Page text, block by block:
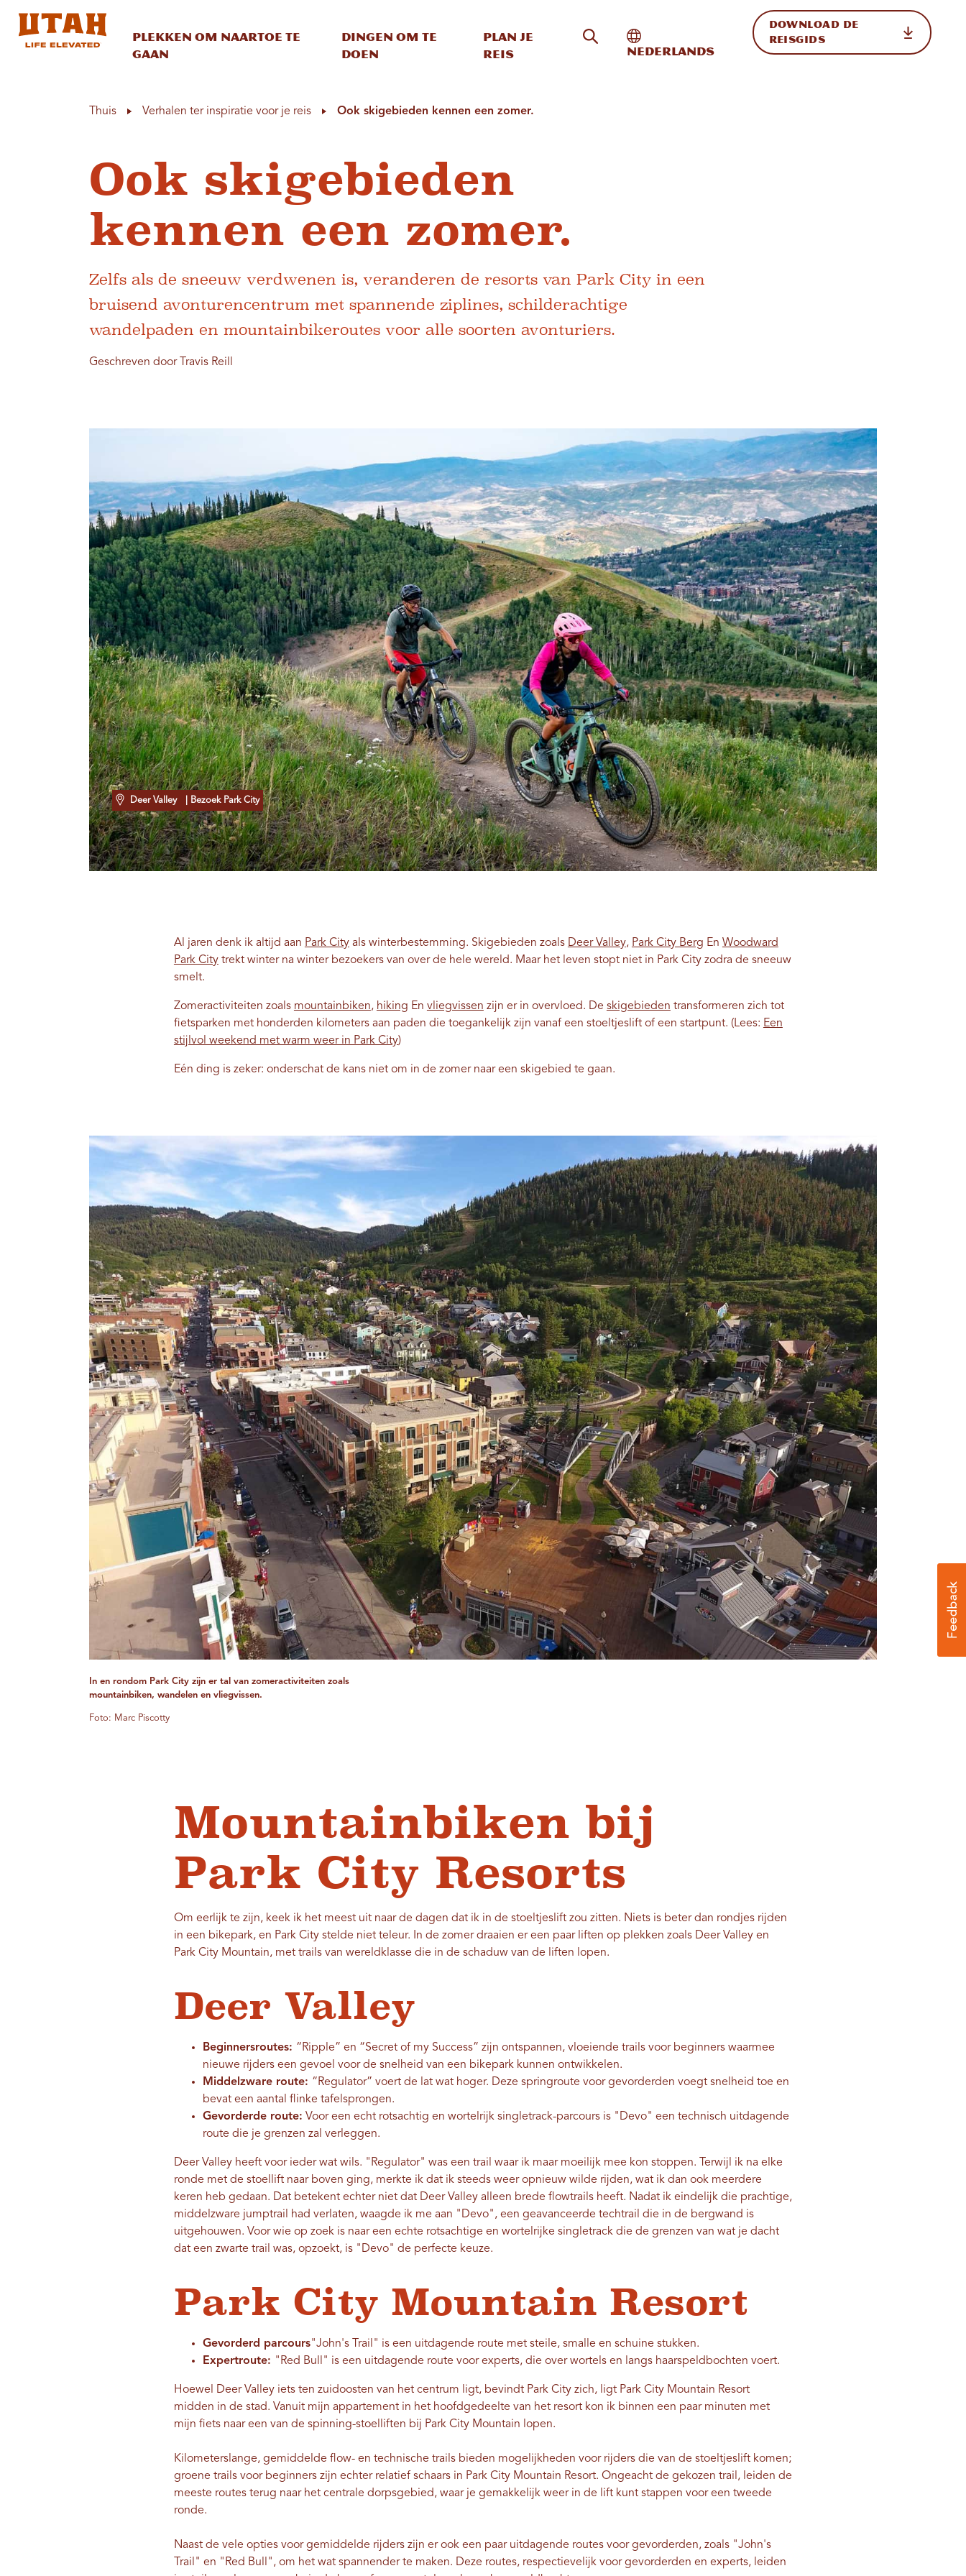
Plekken om naartoe te
gaan
Dingen om te
doen
Plan je
reis
Zoeken op de site
Internationale weergave in-/uitschakelen
Nederlands
DOWNLOAD DE
REISGIDS
Thuis Verhalen ter inspiratie voor je reis Ook skigebieden kennen een zomer.
Ook skigebieden
kennen een zomer.
Zelfs als de sneeuw verdwenen is, veranderen de resorts van Park City in een
bruisend avonturencentrum met spannende ziplines, schilderachtige
wandelpaden en mountainbikeroutes voor alle soorten avonturiers.
Geschreven door Travis Reill
Deer Valley | Bezoek Park City
Al jaren denk ik altijd aan Park Cityals winterbestemming. Skigebieden zoals Deer Valley, Park City Berg En Woodward
Park Citytrekt winter na winter bezoekers van over de hele wereld. Maar het leven stopt niet in Park City zodra de sneeuw
smelt.
Zomeractiviteiten zoals mountainbiken, hiking En vliegvissen zijn er in overvloed. De skigebieden transformeren zich tot
fietsparken met honderden kilometers aan paden die toegankelijk zijn vanaf een stoeltjeslift of een startpunt. (Lees: Een
stijlvol weekend met warm weer in Park City)
Eén ding is zeker: onderschat de kans niet om in de zomer naar een skigebied te gaan.
In en rondom Park City zijn er tal van zomeractiviteiten zoals
mountainbiken, wandelen en vliegvissen.
Foto: Marc Piscotty
Mountainbiken bij
Park City Resorts
Om eerlijk te zijn, keek ik het meest uit naar de dagen dat ik in de stoeltjeslift zou zitten. Niets is beter dan rondjes rijden
in een bikepark, en Park City stelde niet teleur. In de zomer draaien er een paar liften op plekken zoals Deer Valley en
Park City Mountain, met trails van wereldklasse die in de schaduw van de liften lopen.
Deer Valley
Beginnersroutes: “Ripple” en “Secret of my Success” zijn ontspannen, vloeiende trails voor beginners waarmee
nieuwe rijders een gevoel voor de snelheid van een bikepark kunnen ontwikkelen.
Middelzware route: “Regulator” voert de lat wat hoger. Deze springroute voor gevorderden voegt snelheid toe en
bevat een aantal flinke tafelsprongen.
Gevorderde route: Voor een echt rotsachtig en wortelrijk singletrack-parcours is "Devo" een technisch uitdagende
route die je grenzen zal verleggen.
Deer Valley heeft voor ieder wat wils. "Regulator" was een trail waar ik maar moeilijk mee kon stoppen. Terwijl ik na elke
ronde met de stoellift naar boven ging, merkte ik dat ik steeds weer opnieuw wilde rijden, wat ik dan ook meerdere
keren heb gedaan. Dat betekent echter niet dat Deer Valley alleen brede flowtrails heeft. Nadat ik eindelijk die prachtige,
middelzware jumptrail had verlaten, waagde ik me aan "Devo", een geavanceerde techtrail die in de bergwand is
uitgehouwen. Voor wie op zoek is naar een echte rotsachtige en wortelrijke singletrack die de grenzen van wat je dacht
dat een zwarte trail was, opzoekt, is "Devo" de perfecte keuze.
Park City Mountain Resort
Gevorderd parcours"John's Trail" is een uitdagende route met steile, smalle en schuine stukken.
Expertroute: "Red Bull" is een uitdagende route voor experts, die over wortels en langs haarspeldbochten voert.
Hoewel Deer Valley iets ten zuidoosten van het centrum ligt, bevindt Park City zich, ligt Park City Mountain Resort
midden in de stad. Vanuit mijn appartement in het hoofdgedeelte van het resort kon ik binnen een paar minuten met
mijn fiets naar een van de spinning-stoelliften bij Park City Mountain lopen.
Kilometerslange, gemiddelde flow- en technische trails bieden mogelijkheden voor rijders die van de stoeltjeslift komen;
groene trails voor beginners zijn echter relatief schaars in Park City Mountain Resort. Ongeacht de gekozen trail, leiden de
meeste routes terug naar het centrale dorpsgebied, waar je gemakkelijk weer in de lift kunt stappen voor een tweede
ronde.
Naast de vele opties voor gemiddelde rijders zijn er ook een paar uitdagende routes voor gevorderden, zoals "John's
Trail" en "Red Bull", om het wat spannender te maken. Deze routes, respectievelijk voor gevorderden en experts, leiden